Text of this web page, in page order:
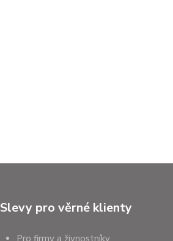
Slevy pro věrné klienty
Pro firmy a živnostníky